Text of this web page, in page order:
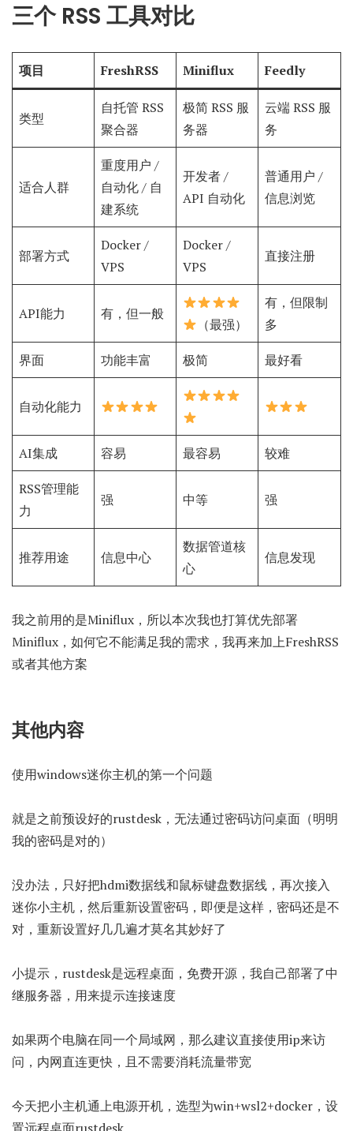
三个 RSS 工具对比
项目 FreshRSS Miniflux Feedly
类型
自托管 RSS
聚合器
极简 RSS 服
务器
云端 RSS 服
务
适合人群
重度用户 /
自动化 / 自
建系统
开发者 /
API 自动化
普通用户 /
信息浏览
部署方式
Docker /
VPS
Docker /
VPS
直接注册
API能力 有，但一般
（最强）
有，但限制
多
界面 功能丰富 极简 最好看
自动化能力
AI集成 容易 最容易 较难
RSS管理能
力
强 中等 强
推荐用途 信息中心
数据管道核
心
信息发现
我之前用的是Miniflux，所以本次我也打算优先部署
Miniflux，如何它不能满足我的需求，我再来加上FreshRSS
或者其他方案
其他内容
使用windows迷你主机的第一个问题
就是之前预设好的rustdesk，无法通过密码访问桌面（明明
我的密码是对的）
没办法，只好把hdmi数据线和鼠标键盘数据线，再次接入
迷你小主机，然后重新设置密码，即便是这样，密码还是不
对，重新设置好几几遍才莫名其妙好了
小提示，rustdesk是远程桌面，免费开源，我自己部署了中
继服务器，用来提示连接速度
如果两个电脑在同一个局域网，那么建议直接使用ip来访
问，内网直连更快，且不需要消耗流量带宽
今天把小主机通上电源开机，选型为win+wsl2+docker，设